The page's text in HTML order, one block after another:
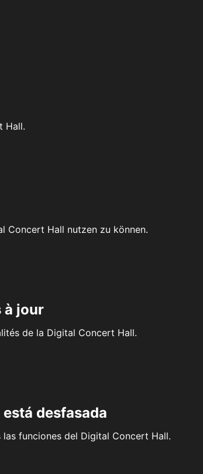
Hall.
Concert Hall nutzen zu können.
à jour
de la Digital Concert Hall.
desfasada
funciones del Digital Concert Hall.